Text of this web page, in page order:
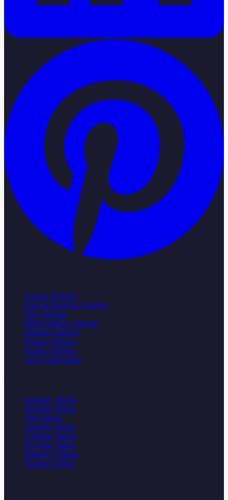
Eczane Tabelası
Kafe & Restoran Tabelası
Otel Tabelası
Butik Mağaza Tabelası
Hastane Tabelası
Market Tabelası
Kuaför Tabelası
Ofis Yönlendirme
Kadıköy Tabela
Beşiktaş Tabela
Şişli Tabela
Ataşehir Tabela
Üsküdar Tabela
Beyoğlu Tabela
Bakırköy Tabela
Maltepe Tabela